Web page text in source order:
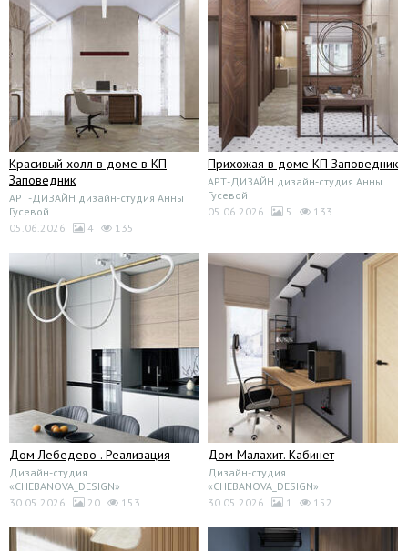
Красивый холл в доме в КП
Заповедник
АРТ-ДИЗАЙН дизайн-студия Анны
Гусевой
05.06.2026
4 135
Прихожая в доме КП Заповедник
АРТ-ДИЗАЙН дизайн-студия Анны
Гусевой
05.06.2026
5 133
Дом Лебедево . Реализация
Дизайн-студия
«CHEBANOVA_DESIGN»
30.05.2026
20 153
Дом Малахит. Кабинет
Дизайн-студия
«CHEBANOVA_DESIGN»
30.05.2026
1 152